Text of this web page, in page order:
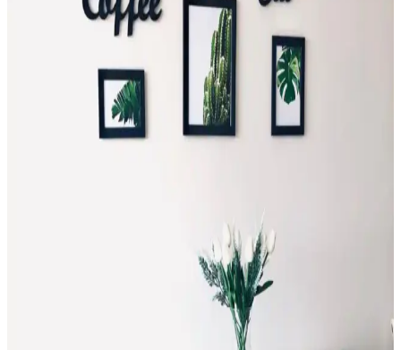
El yapımı bardak altlıkları, estetik ve fonksiyonelliğiyle ev ve ofis
dekorasyonunuza özgünlük getirir. Doğal malzemeler ve çeşitli
tasarımlarla mekanınıza sıcaklık ve şıklık kazandırın.
Evde Kandil Yapımı: Dekorasyon ve Mobilya İçin
Yaratıcı El İşi Projeleri
Evde kandil yapımı, kişisel dokunuşlar ve sürdürülebilir
El Yapımı Ürünlerle Dekorasyonda Sıcaklık ve
El yapımı ürünler, dekorasyonda sıcaklık ve özgünlük sağlar.
Kaliteli malzeme, tasarım uyumu ve güvenilir üretici seçimiyle